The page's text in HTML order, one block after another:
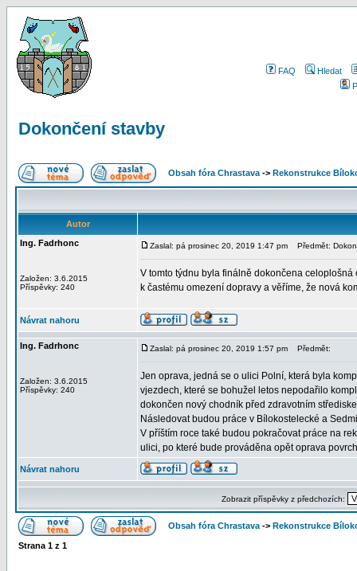
FAQ
Hledat
Dokončení stavby
Obsah fóra Chrastava -> Rekonstrukce
Autor
Ing. Fadrhonc
Založen: 3.6.2015
Příspěvky: 240
Zaslal: pá prosinec 20, 2019 1:47 pm Předmět:
V tomto týdnu byla finálně dokončena
k častému omezení dopravy a věříme, že nová
Návrat nahoru
Ing. Fadrhonc
Založen: 3.6.2015
Příspěvky: 240
Zaslal: pá prosinec 20, 2019 1:57 pm Předmět:
Jen oprava, jedná se o ulici Polní, která byla
vjezdech, které se bohužel letos nepodařilo
dokončen nový chodník před zdravotním
Následovat budou práce v Bílokostelecké a
V příštím roce také budou pokračovat práce na
ulici, po které bude prováděna opět oprava
Návrat nahoru
Zobrazit příspěvky z předchozích:
Obsah fóra Chrastava -> Rekonstrukce
Strana 1 z 1